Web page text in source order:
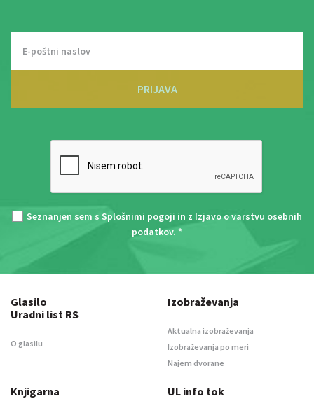
PRIJAVA
Seznanjen sem s Splošnimi pogoji in z Izjavo o varstvu osebnih
podatkov. *
Glasilo
Uradni list RS
O glasilu
Izobraževanja
Aktualna izobraževanja
Izobraževanja po meri
Najem dvorane
Knjigarna UL info tok